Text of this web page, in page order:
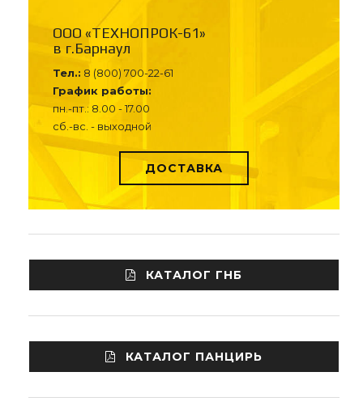
ООО «ТЕХНОПРОК-61»
в г.Барнаул
Тел.: 8 (800) 700-22-61
График работы:
пн.-пт.: 8.00 - 17.00
сб.-вс. - выходной
ДОСТАВКА
КАТАЛОГ ГНБ
КАТАЛОГ ПАНЦИРЬ